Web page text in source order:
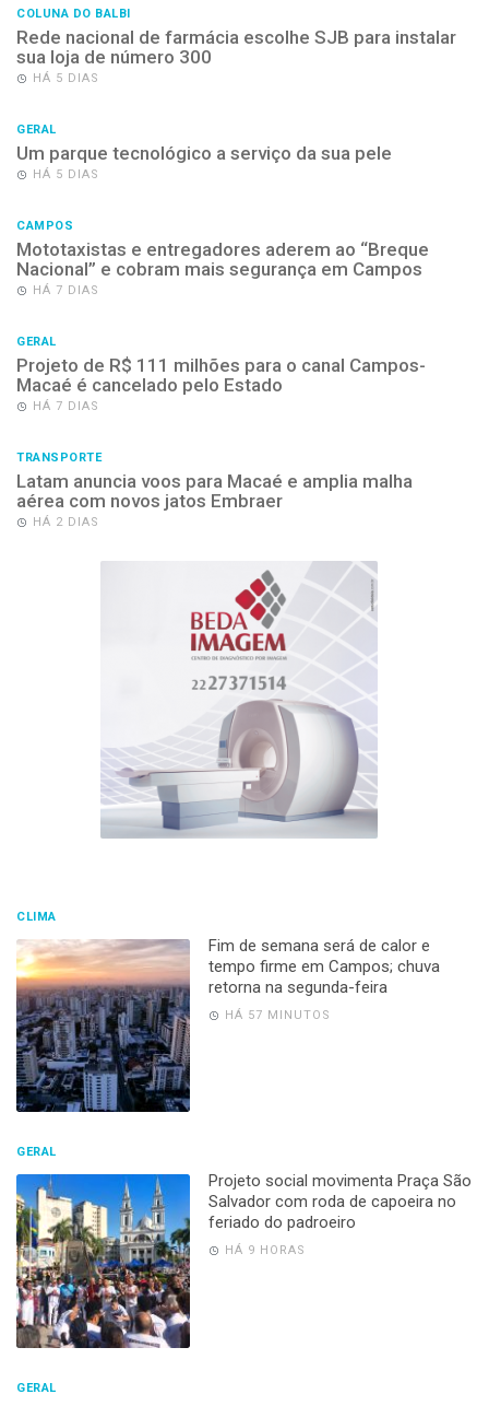
COLUNA DO BALBI
Rede nacional de farmácia escolhe SJB para instalar
sua loja de número 300
HÁ 5 DIAS
GERAL
Um parque tecnológico a serviço da sua pele
HÁ 5 DIAS
CAMPOS
Mototaxistas e entregadores aderem ao “Breque
Nacional” e cobram mais segurança em Campos
HÁ 7 DIAS
GERAL
Projeto de R$ 111 milhões para o canal Campos-
Macaé é cancelado pelo Estado
HÁ 7 DIAS
TRANSPORTE
Latam anuncia voos para Macaé e amplia malha
aérea com novos jatos Embraer
HÁ 2 DIAS
CLIMA
Fim de semana será de calor e
tempo firme em Campos; chuva
retorna na segunda-feira
HÁ 57 MINUTOS
GERAL
Projeto social movimenta Praça São
Salvador com roda de capoeira no
feriado do padroeiro
HÁ 9 HORAS
GERAL